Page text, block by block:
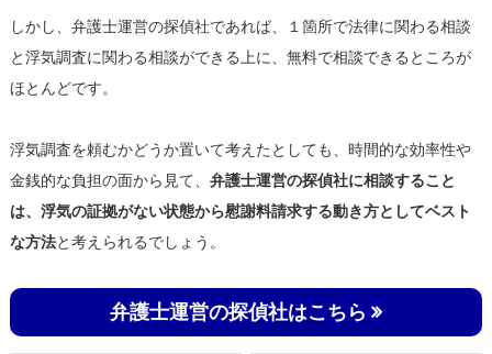
しかし、弁護士運営の探偵社であれば、１箇所で法律に関わる相談
と浮気調査に関わる相談ができる上に、無料で相談できるところが
ほとんどです。
浮気調査を頼むかどうか置いて考えたとしても、時間的な効率性や
金銭的な負担の面から見て、 弁護士運営の探偵社に相談すること
は、浮気の証拠がない状態から慰謝料請求する動き方としてベスト
な方法と考えられるでしょう。
弁護士運営の探偵社はこちら